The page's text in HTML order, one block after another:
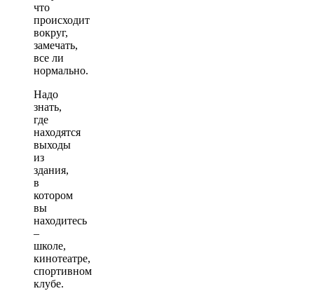
что
происходит
вокруг,
замечать,
все ли
нормально.
Надо
знать,
где
находятся
выходы
из
здания,
в
котором
вы
находитесь
–
школе,
кинотеатре,
спортивном
клубе.